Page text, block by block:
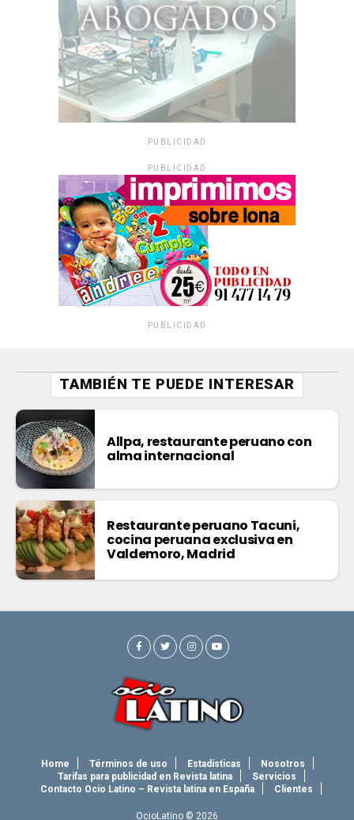
PUBLICIDAD
PUBLICIDAD
PUBLICIDAD
TAMBIÉN TE PUEDE INTERESAR
Allpa, restaurante peruano con
alma internacional
Restaurante peruano Tacuni,
cocina peruana exclusiva en
Valdemoro, Madrid
Home Términos de uso Estadísticas
Nosotros
Tarifas para publicidad en Revista latina
Servicios
Contacto Ocio Latino – Revista latina en España
Clientes
OcioLatino © 2026